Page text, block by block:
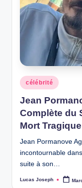
Posted
in
célébrité
Jean
Complète du
Mort
Jean Pormanove
incontournable
suite à son…
Posted
Lucas Joseph
Tags: